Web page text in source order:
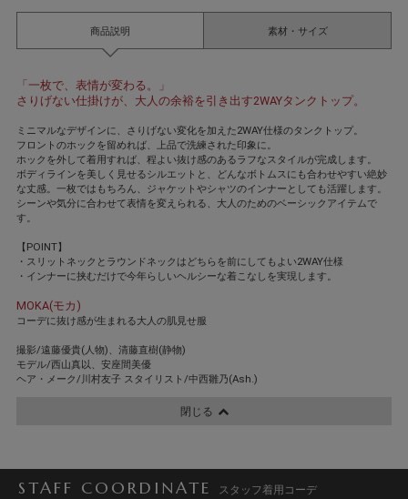
商品説明
「一枚で、表情が変わる。」
さりげない仕掛けが、大人の余裕を引き出す2WAYタンクトップ。
ミニマルなデザインに、さりげない変化を加えた2WAY仕様のタンクトップ。
フロントのホックを留めれば、上品で洗練された印象に。
ホックを外して着用すれば、程よい抜け感のあるラフなスタイルが完成します。
ボディラインを美しく見せるシルエットと、どんなボトムスにも合わせやすい絶妙
な丈感。一枚ではもちろん、ジャケットやシャツのインナーとしても活躍します。
シーンや気分に合わせて表情を変えられる、大人のためのベーシックアイテムで
す。
【POINT】
・スリットネックとラウンドネックはどちらを前にしてもよい2WAY仕様
・インナーに挟むだけで今年らしいヘルシーな着こなしを実現します。
MOKA(モカ)
コーデに抜け感が生まれる大人の肌見せ服
撮影/遠藤優貴(人物)、清藤直樹(静物)
モデル/西山真以、安座間美優
ヘア・メーク/川村友子 スタイリスト/中西雛乃(Ash.)
閉じる
素材・サイズ
STAFF COORDINATE スタッフ着用コーデ